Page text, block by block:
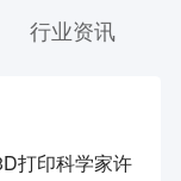
行业资讯
打印科学家许